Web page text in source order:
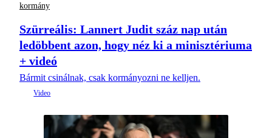
kormány
Szürreális: Lannert Judit száz nap után
ledöbbent azon, hogy néz ki a minisztériuma
+ videó
Bármit csinálnak, csak kormányozni ne kelljen.